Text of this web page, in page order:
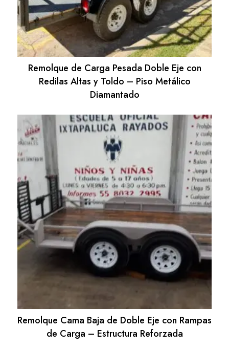
Remolque de Carga Pesada Doble Eje con
Redilas Altas y Toldo – Piso Metálico
Diamantado
Remolque Cama Baja de Doble Eje con Rampas
de Carga – Estructura Reforzada